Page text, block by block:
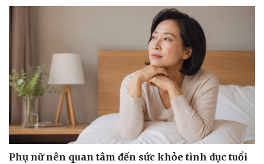
Phụ nữ nên quan tâm đến sức khỏe tình dục tuổi